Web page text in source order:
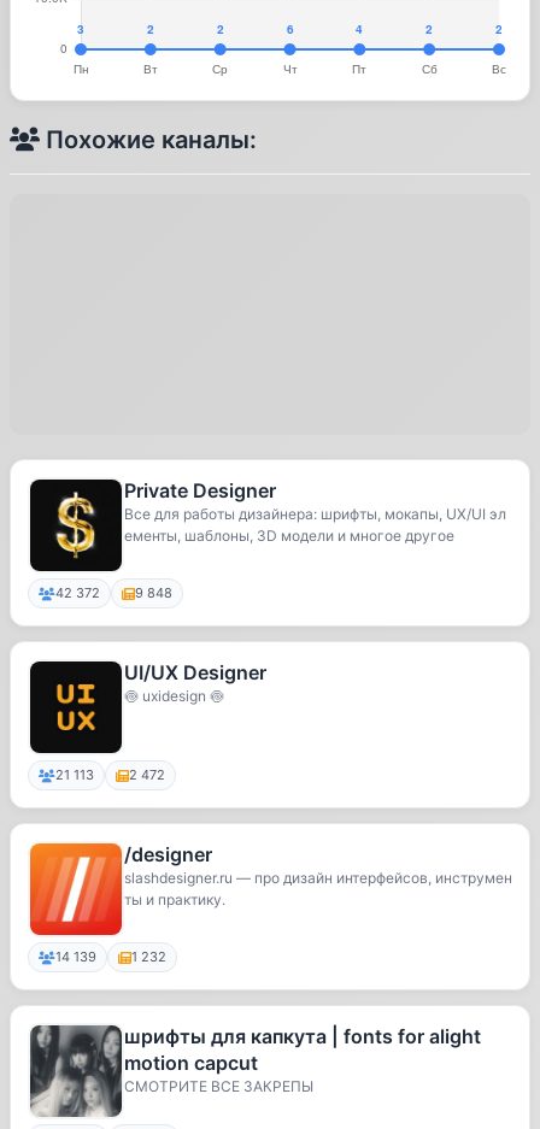
Похожие каналы:
Private Designer
Все для работы дизайнера: шрифты, мокапы, UX/UI эл
ементы, шаблоны, 3D модели и многое другое
42 372 9 848
UI/UX Designer
🍥 uxidesign 🍥
21 113 2 472
/designer
slashdesigner.ru — про дизайн интерфейсов, инструмен
ты и практику.
14 139 1 232
шрифты для капкута | fonts for alight
motion capcut
СМОТРИТЕ ВСЕ ЗАКРЕПЫ